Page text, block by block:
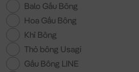
Balo Gấu Bông
Hoa Gấu Bông
Khỉ Bông
Thỏ bông Usagi
Gấu Bông LINE